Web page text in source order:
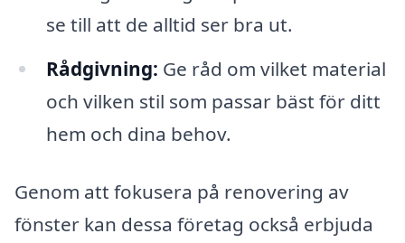
se till att de alltid ser bra ut.
Rådgivning: Ge råd om vilket material
och vilken stil som passar bäst för ditt
hem och dina behov.
Genom att fokusera på renovering av
fönster kan dessa företag också erbjuda